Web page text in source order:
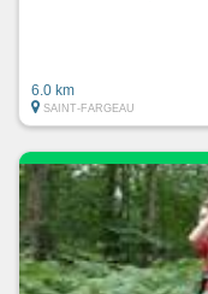
6.0 km
SAINT-FARGEAU